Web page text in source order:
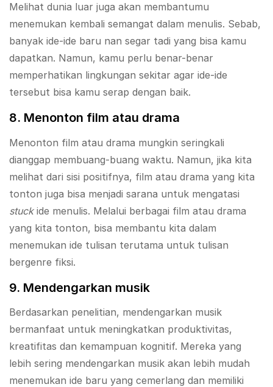
Melihat dunia luar juga akan membantumu
menemukan kembali semangat dalam menulis. Sebab,
banyak ide-ide baru nan segar tadi yang bisa kamu
dapatkan. Namun, kamu perlu benar-benar
memperhatikan lingkungan sekitar agar ide-ide
tersebut bisa kamu serap dengan baik.
8. Menonton film atau drama
Menonton film atau drama mungkin seringkali
dianggap membuang-buang waktu. Namun, jika kita
melihat dari sisi positifnya, film atau drama yang kita
tonton juga bisa menjadi sarana untuk mengatasi
stuckide menulis. Melalui berbagai film atau drama
yang kita tonton, bisa membantu kita dalam
menemukan ide tulisan terutama untuk tulisan
bergenre fiksi.
9. Mendengarkan musik
Berdasarkan penelitian, mendengarkan musik
bermanfaat untuk meningkatkan produktivitas,
kreatifitas dan kemampuan kognitif. Mereka yang
lebih sering mendengarkan musik akan lebih mudah
menemukan ide baru yang cemerlang dan memiliki